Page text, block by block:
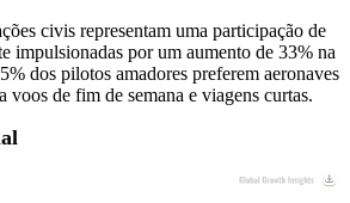
civis representam uma participação de
impulsionadas por um aumento de 33% na
dos pilotos amadores preferem aeronaves
voos de fim de semana e viagens curtas.